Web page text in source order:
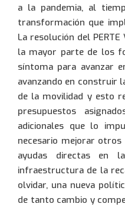
a la pandemia, al
transformación que
La resolución del
la mayor parte de los
síntoma para avanzar
avanzando en construir
de la movilidad y esto
presupuestos
adicionales que lo
necesario mejorar
ayudas directas en
infraestructura de la
olvidar, una nueva
de tanto cambio y